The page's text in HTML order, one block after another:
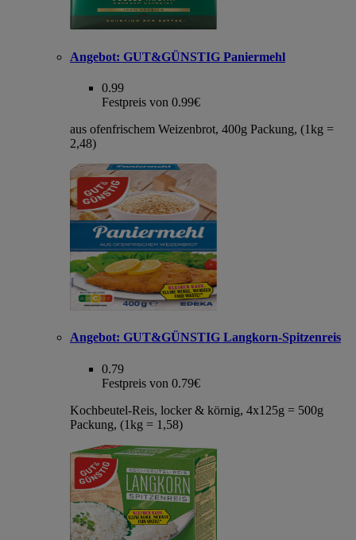
Angebot: GUT&GÜNSTIG Paniermehl
0.99
Festpreis von 0.99€
aus ofenfrischem Weizenbrot, 400g Packung, (1kg =
2,48)
Angebot: GUT&GÜNSTIG Langkorn-Spitzenreis
0.79
Festpreis von 0.79€
Kochbeutel-Reis, locker & körnig, 4x125g = 500g
Packung, (1kg = 1,58)